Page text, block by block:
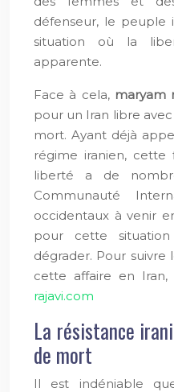
défenseur, le peuple
situation où la
apparente.
Face à cela, maryam
pour un Iran libre
mort. Ayant déjà
régime iranien,
liberté a de
Communauté
occidentaux à venir
pour cette
dégrader. Pour suivre
cette affaire en Iran,
rajavi.com
La résistance
de mort
Il est indéniable